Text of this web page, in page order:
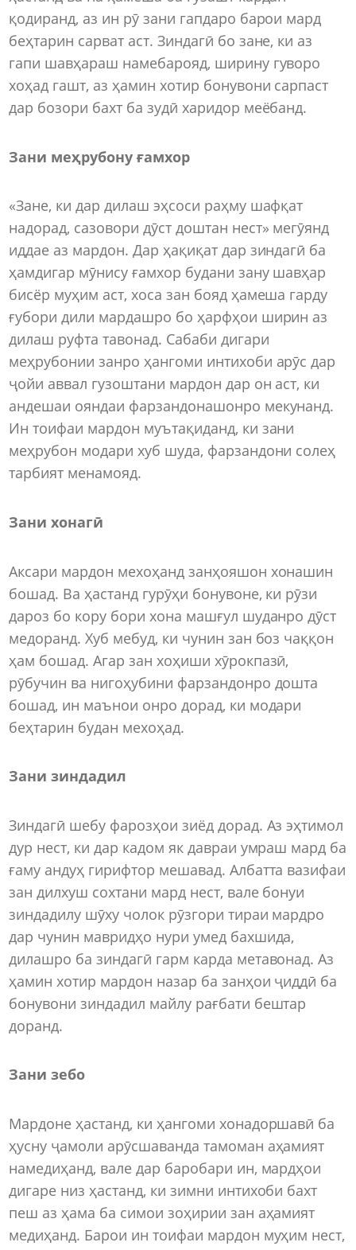
қодиранд, аз ин рӯ зани гапдаро барои мард
беҳтарин сарват аст. Зиндагӣ бо зане, ки аз
гапи шавҳараш намебарояд, ширину гуворо
хоҳад гашт, аз ҳамин хотир бонувони сарпаст
дар бозори бахт ба зудӣ харидор меёбанд.
Зани меҳрубону ғамхор
«Зане, ки дар дилаш эҳсоси раҳму шафқат
надорад, сазовори дӯст доштан нест» мегӯянд
иддае аз мардон. Дар ҳақиқат дар зиндагӣ ба
ҳамдигар мӯнису ғамхор будани зану шавҳар
бисёр муҳим аст, хоса зан бояд ҳамеша гарду
ғубори дили мардашро бо ҳарфҳои ширин аз
дилаш руфта тавонад. Сабаби дигари
меҳрубонии занро ҳангоми интихоби арӯс дар
ҷойи аввал гузоштани мардон дар он аст, ки
андешаи ояндаи фарзандонашонро мекунанд.
Ин тоифаи мардон муътақиданд, ки зани
меҳрубон модари хуб шуда, фарзандони солеҳ
тарбият менамояд.
Зани хонагӣ
Аксари мардон мехоҳанд занҳояшон хонашин
бошад. Ва ҳастанд гурӯҳи бонувоне, ки рӯзи
дароз бо кору бори хона машғул шуданро дӯст
медоранд. Хуб мебуд, ки чунин зан боз чаққон
ҳам бошад. Агар зан хоҳиши хӯрокпазӣ,
рӯбучин ва нигоҳубини фарзандонро дошта
бошад, ин маънои онро дорад, ки модари
беҳтарин будан мехоҳад.
Зани зиндадил
Зиндагӣ шебу фарозҳои зиёд дорад. Аз эҳтимол
дур нест, ки дар кадом як давраи умраш мард ба
ғаму андуҳ гирифтор мешавад. Албатта вазифаи
зан дилхуш сохтани мард нест, вале бонуи
зиндадилу шӯху чолок рӯзгори тираи мардро
дар чунин мавридҳо нури умед бахшида,
дилашро ба зиндагӣ гарм карда метавонад. Аз
ҳамин хотир мардон назар ба занҳои ҷиддӣ ба
бонувони зиндадил майлу рағбати бештар
доранд.
Зани зебо
Мардоне ҳастанд, ки ҳангоми хонадоршавӣ ба
ҳусну ҷамоли арӯсшаванда тамоман аҳамият
намедиҳанд, вале дар баробари ин, мардҳои
дигаре низ ҳастанд, ки зимни интихоби бахт
пеш аз ҳама ба симои зоҳирии зан аҳамият
медиҳанд. Барои ин тоифаи мардон муҳим нест,